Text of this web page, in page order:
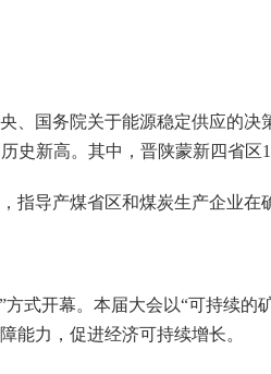
国务院关于能源稳定供应的决
史新高。其中，晋陕蒙新四省
导产煤省区和煤炭生产企业在
式开幕。本届大会以“可持续的
能力，促进经济可持续增长。